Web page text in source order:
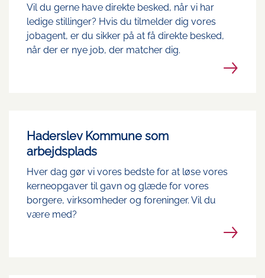
Vil du gerne have direkte besked, når vi har
ledige stillinger? Hvis du tilmelder dig vores
jobagent, er du sikker på at få direkte besked,
når der er nye job, der matcher dig.
Haderslev Kommune som
arbejdsplads
Hver dag gør vi vores bedste for at løse vores
kerneopgaver til gavn og glæde for vores
borgere, virksomheder og foreninger. Vil du
være med?